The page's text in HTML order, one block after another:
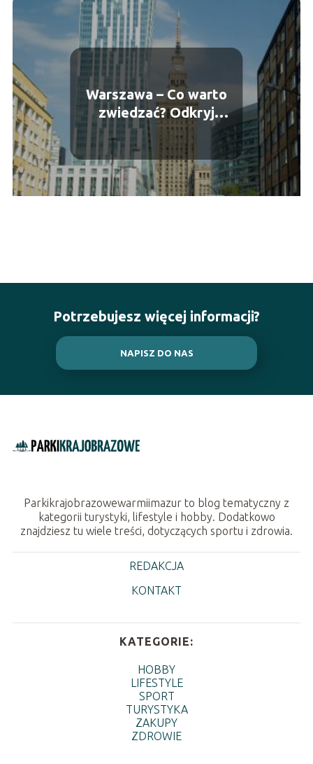
Warszawa – Co warto
zwiedzać? Odkryj
najpiękniejsze miejsca
stolicy Polski!
Potrzebujesz więcej informacji?
NAPISZ DO NAS
Parkikrajobrazowewarmiimazur to blog tematyczny z
kategorii turystyki, lifestyle i hobby. Dodatkowo
znajdziesz tu wiele treści, dotyczących sportu i zdrowia.
REDAKCJA
KONTAKT
KATEGORIE:
HOBBY
LIFESTYLE
SPORT
TURYSTYKA
ZAKUPY
ZDROWIE